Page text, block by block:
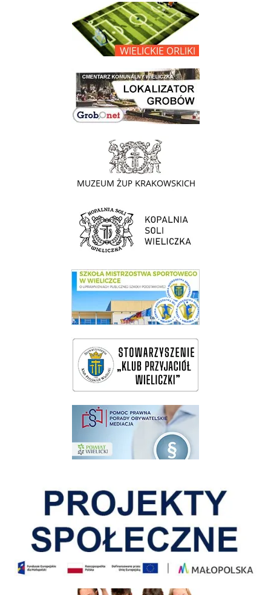
link do opisu projektu Wielickie Orliki
link do lokalizatora grobów na wielickim cmentarzu - grobnet
link do strony - Muzeum Żup Krakowskich Wieliczka
link do strony Kopalni Soli Wieliczka
link do SMS Wieliczka
wieliczka-wieliczanie na bis
pomoc prawna wieliczka
Informacja o terminach rekrutacji na rok szkolny 2026/2027